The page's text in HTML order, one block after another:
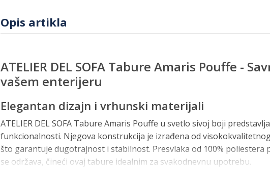
Opis artikla
ATELIER DEL SOFA Tabure Amaris Pouffe -
vašem enterijeru
Elegantan dizajn i vrhunski materijali
ATELIER DEL SOFA Tabure Amaris Pouffe u svetlo sivoj boji
funkcionalnosti. Njegova konstrukcija je izrađena od
što garantuje dugotrajnost i stabilnost. Presvlaka od 100% poliestera
se održava, čineći ovaj tabure idealnim za svakodnevnu upotrebu.